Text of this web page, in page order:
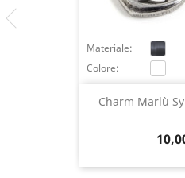
Charm Marlù
Materiale:
Colore: